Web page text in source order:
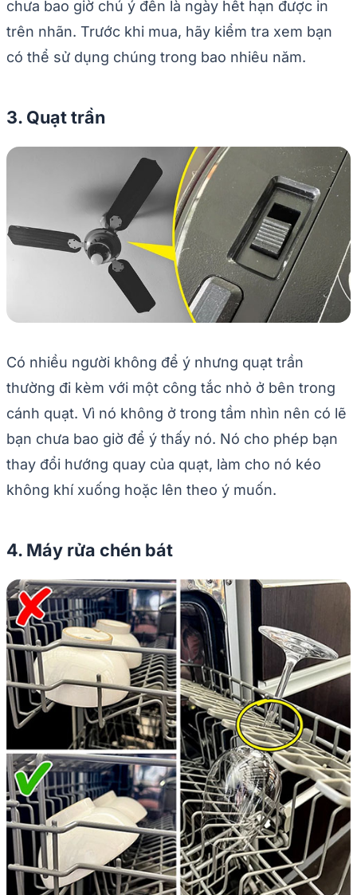
chưa bao giờ chú ý đến là ngày hết hạn được in
trên nhãn. Trước khi mua, hãy kiểm tra xem bạn
có thể sử dụng chúng trong bao nhiêu năm.
3. Quạt trần
Có nhiều người không để ý nhưng quạt trần
thường đi kèm với một công tắc nhỏ ở bên trong
cánh quạt. Vì nó không ở trong tầm nhìn nên có lẽ
bạn chưa bao giờ để ý thấy nó. Nó cho phép bạn
thay đổi hướng quay của quạt, làm cho nó kéo
không khí xuống hoặc lên theo ý muốn.
4. Máy rửa chén bát